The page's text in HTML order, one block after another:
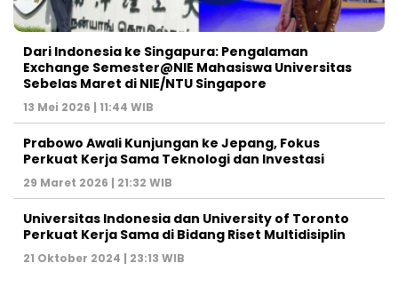
Dari Indonesia ke Singapura: Pengalaman
Exchange Semester@NIE Mahasiswa Universitas
Sebelas Maret di NIE/NTU Singapore
13 Mei 2026 | 11:44 WIB
Prabowo Awali Kunjungan ke Jepang, Fokus
Perkuat Kerja Sama Teknologi dan Investasi
29 Maret 2026 | 21:32 WIB
Universitas Indonesia dan University of Toronto
Perkuat Kerja Sama di Bidang Riset Multidisiplin
21 Oktober 2024 | 23:13 WIB